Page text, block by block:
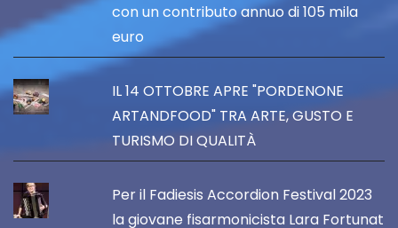
con un contributo annuo di 105 mila
euro
IL 14 OTTOBRE APRE "PORDENONE
ARTANDFOOD" TRA ARTE, GUSTO E
TURISMO DI QUALITÀ
Per il Fadiesis Accordion Festival 2023
la giovane fisarmonicista Lara Fortunat